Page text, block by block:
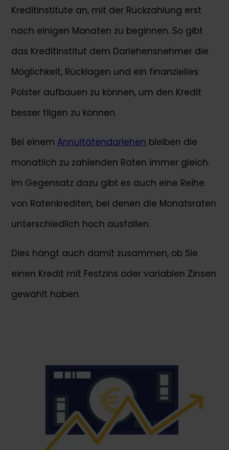
Kreditinstitute an, mit der Rückzahlung erst
nach einigen Monaten zu beginnen. So gibt
das Kreditinstitut dem Darlehensnehmer die
Möglichkeit, Rücklagen und ein finanzielles
Polster aufbauen zu können, um den Kredit
besser tilgen zu können.
Bei einem Annuitätendarlehen bleiben die
monatlich zu zahlenden Raten immer gleich.
Im Gegensatz dazu gibt es auch eine Reihe
von Ratenkrediten, bei denen die Monatsraten
unterschiedlich hoch ausfallen.
Dies hängt auch damit zusammen, ob Sie
einen Kredit mit Festzins oder variablen Zinsen
gewählt haben.